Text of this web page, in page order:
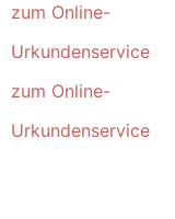
zum Online-
Urkundenservice
zum Online-
Urkundenservice